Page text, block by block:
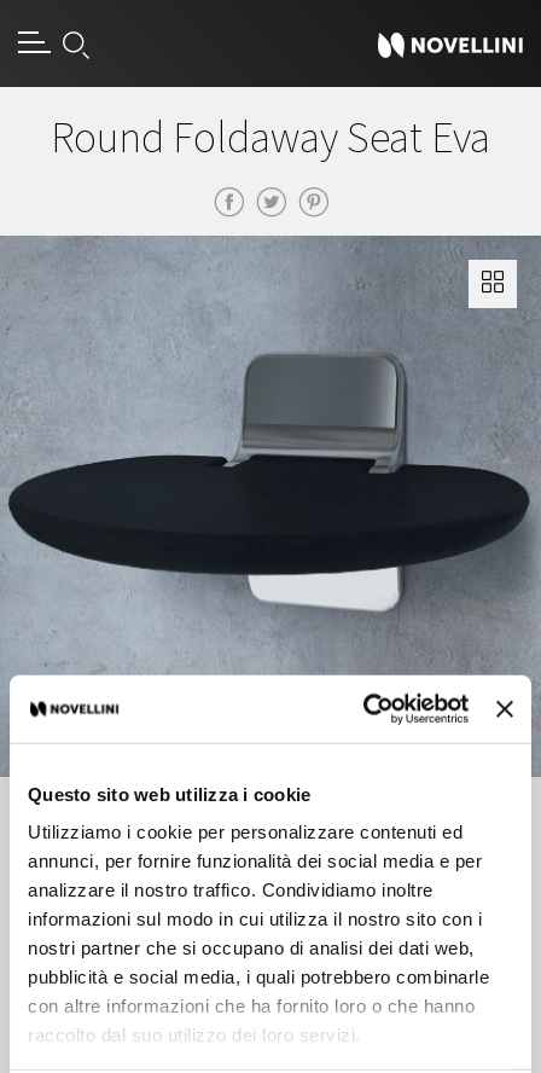
Questo sito web utilizza i cookie
Utilizziamo i cookie per personalizzare contenuti ed
annunci, per fornire funzionalità dei social media e per
analizzare il nostro traffico. Condividiamo inoltre
informazioni sul modo in cui utilizza il nostro sito con i
nostri partner che si occupano di analisi dei dati web,
pubblicità e social media, i quali potrebbero combinarle
con altre informazioni che ha fornito loro o che hanno
raccolto dal suo utilizzo dei loro servizi.
Round Foldaway Seat Eva
Max Capacity 100 kg
The Novellini range includes a wide selection of accessories for
your shower, cabin or bathtub. Stools and shower seats, ceiling
and wall towel holder, squeegee, hangers for glass and wall,
safety handles and metallic or stainless steel basket with tray.